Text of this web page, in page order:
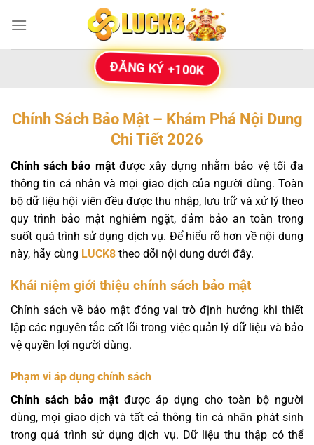
qua
ĐĂNG KÝ +100K
Chính Sách Bảo Mật – Khám Phá Nội Dung
Chi Tiết 2026
Chính sách bảo mậtđược xây dựng nhằm bảo vệ tối đa
thông tin cá nhân và mọi giao dịch của người dùng. Toàn
bộ dữ liệu hội viên đều được thu nhập, lưu trữ và xử lý theo
quy trình bảo mật nghiêm ngặt, đảm bảo an toàn trong
suốt quá trình sử dụng dịch vụ. Để hiểu rõ hơn về nội dung
này, hãy cùng LUCK8 theo dõi nội dung dưới đây.
Khái niệm giới thiệu chính sách bảo mật
Chính sách về bảo mật đóng vai trò định hướng khi thiết
lập các nguyên tắc cốt lõi trong việc quản lý dữ liệu và bảo
vệ quyền lợi người dùng.
Phạm vi áp dụng chính sách
Chính sách bảo mật được áp dụng cho toàn bộ người
dùng, mọi giao dịch và tất cả thông tin cá nhân phát sinh
trong quá trình sử dụng dịch vụ. Dữ liệu thu thập có thể